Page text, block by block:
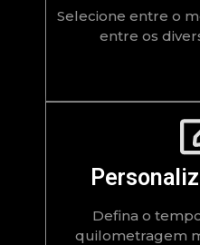
Selecione entre o
entre os
Defina o
quilometragem